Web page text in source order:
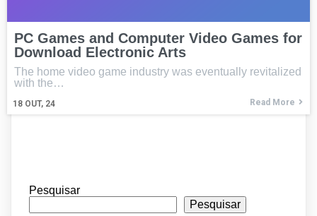
PC Games and Computer Video Games for
Download Electronic Arts
18 OUT, 24
The home video game industry was eventually revitalized
with the…
Read More
Pesquisar
Pesquisar